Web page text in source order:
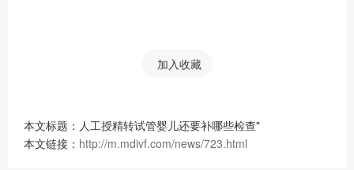
加入收藏
本文标题：人工授精转试管婴儿还要补哪些检查"
本文链接： http://m.mdivf.com/news/723.html